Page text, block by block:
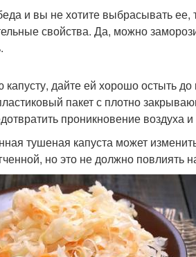
Капуста без варки
Капусты к заморозке
и вы не хотите выбрасывать ее,
свойства. Да, можно
дайте ей хорошо остыть
пакет с плотно
проникновение воздуха
тушеная капуста может
но это не должно повлиять